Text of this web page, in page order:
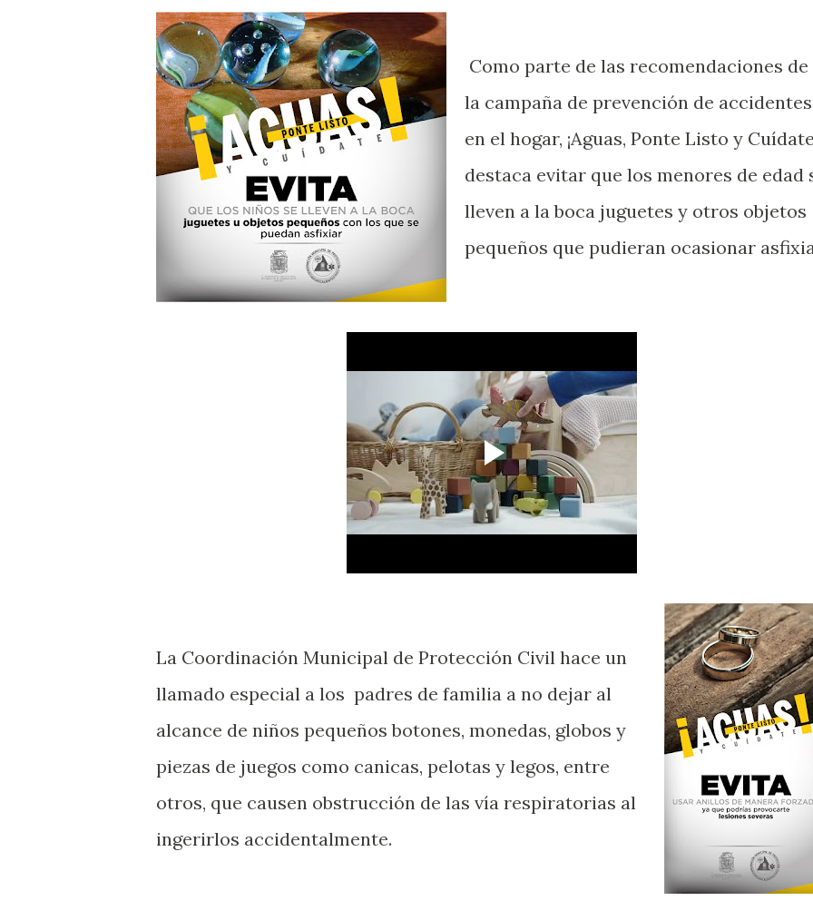
Como parte de las recomendaciones de
la campaña de prevención de accidentes
en el hogar, ¡Aguas, Ponte Listo y
destaca evitar que los menores de edad
lleven a la boca juguetes y otros objetos
pequeños que pudieran ocasionar
La Coordinación Municipal de Protección Civil hace un
llamado especial a los padres de familia a no dejar al
alcance de niños pequeños botones, monedas, globos y
piezas de juegos como canicas, pelotas y legos, entre
otros, que causen obstrucción de las vía respiratorias al
ingerirlos accidentalmente.